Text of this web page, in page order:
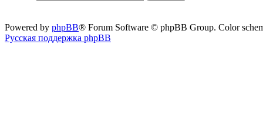
Powered by phpBB® Forum Software © phpBB Group. Color
Русская поддержка phpBB